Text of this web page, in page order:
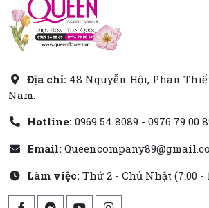
Địa chỉ: 48 Nguyễn Hội, Phan
Nam.
Hotline: 0969 54 8089 - 0976 79 00
Email:
Làm việc: Thứ 2 - Chủ Nhật (7:00 -